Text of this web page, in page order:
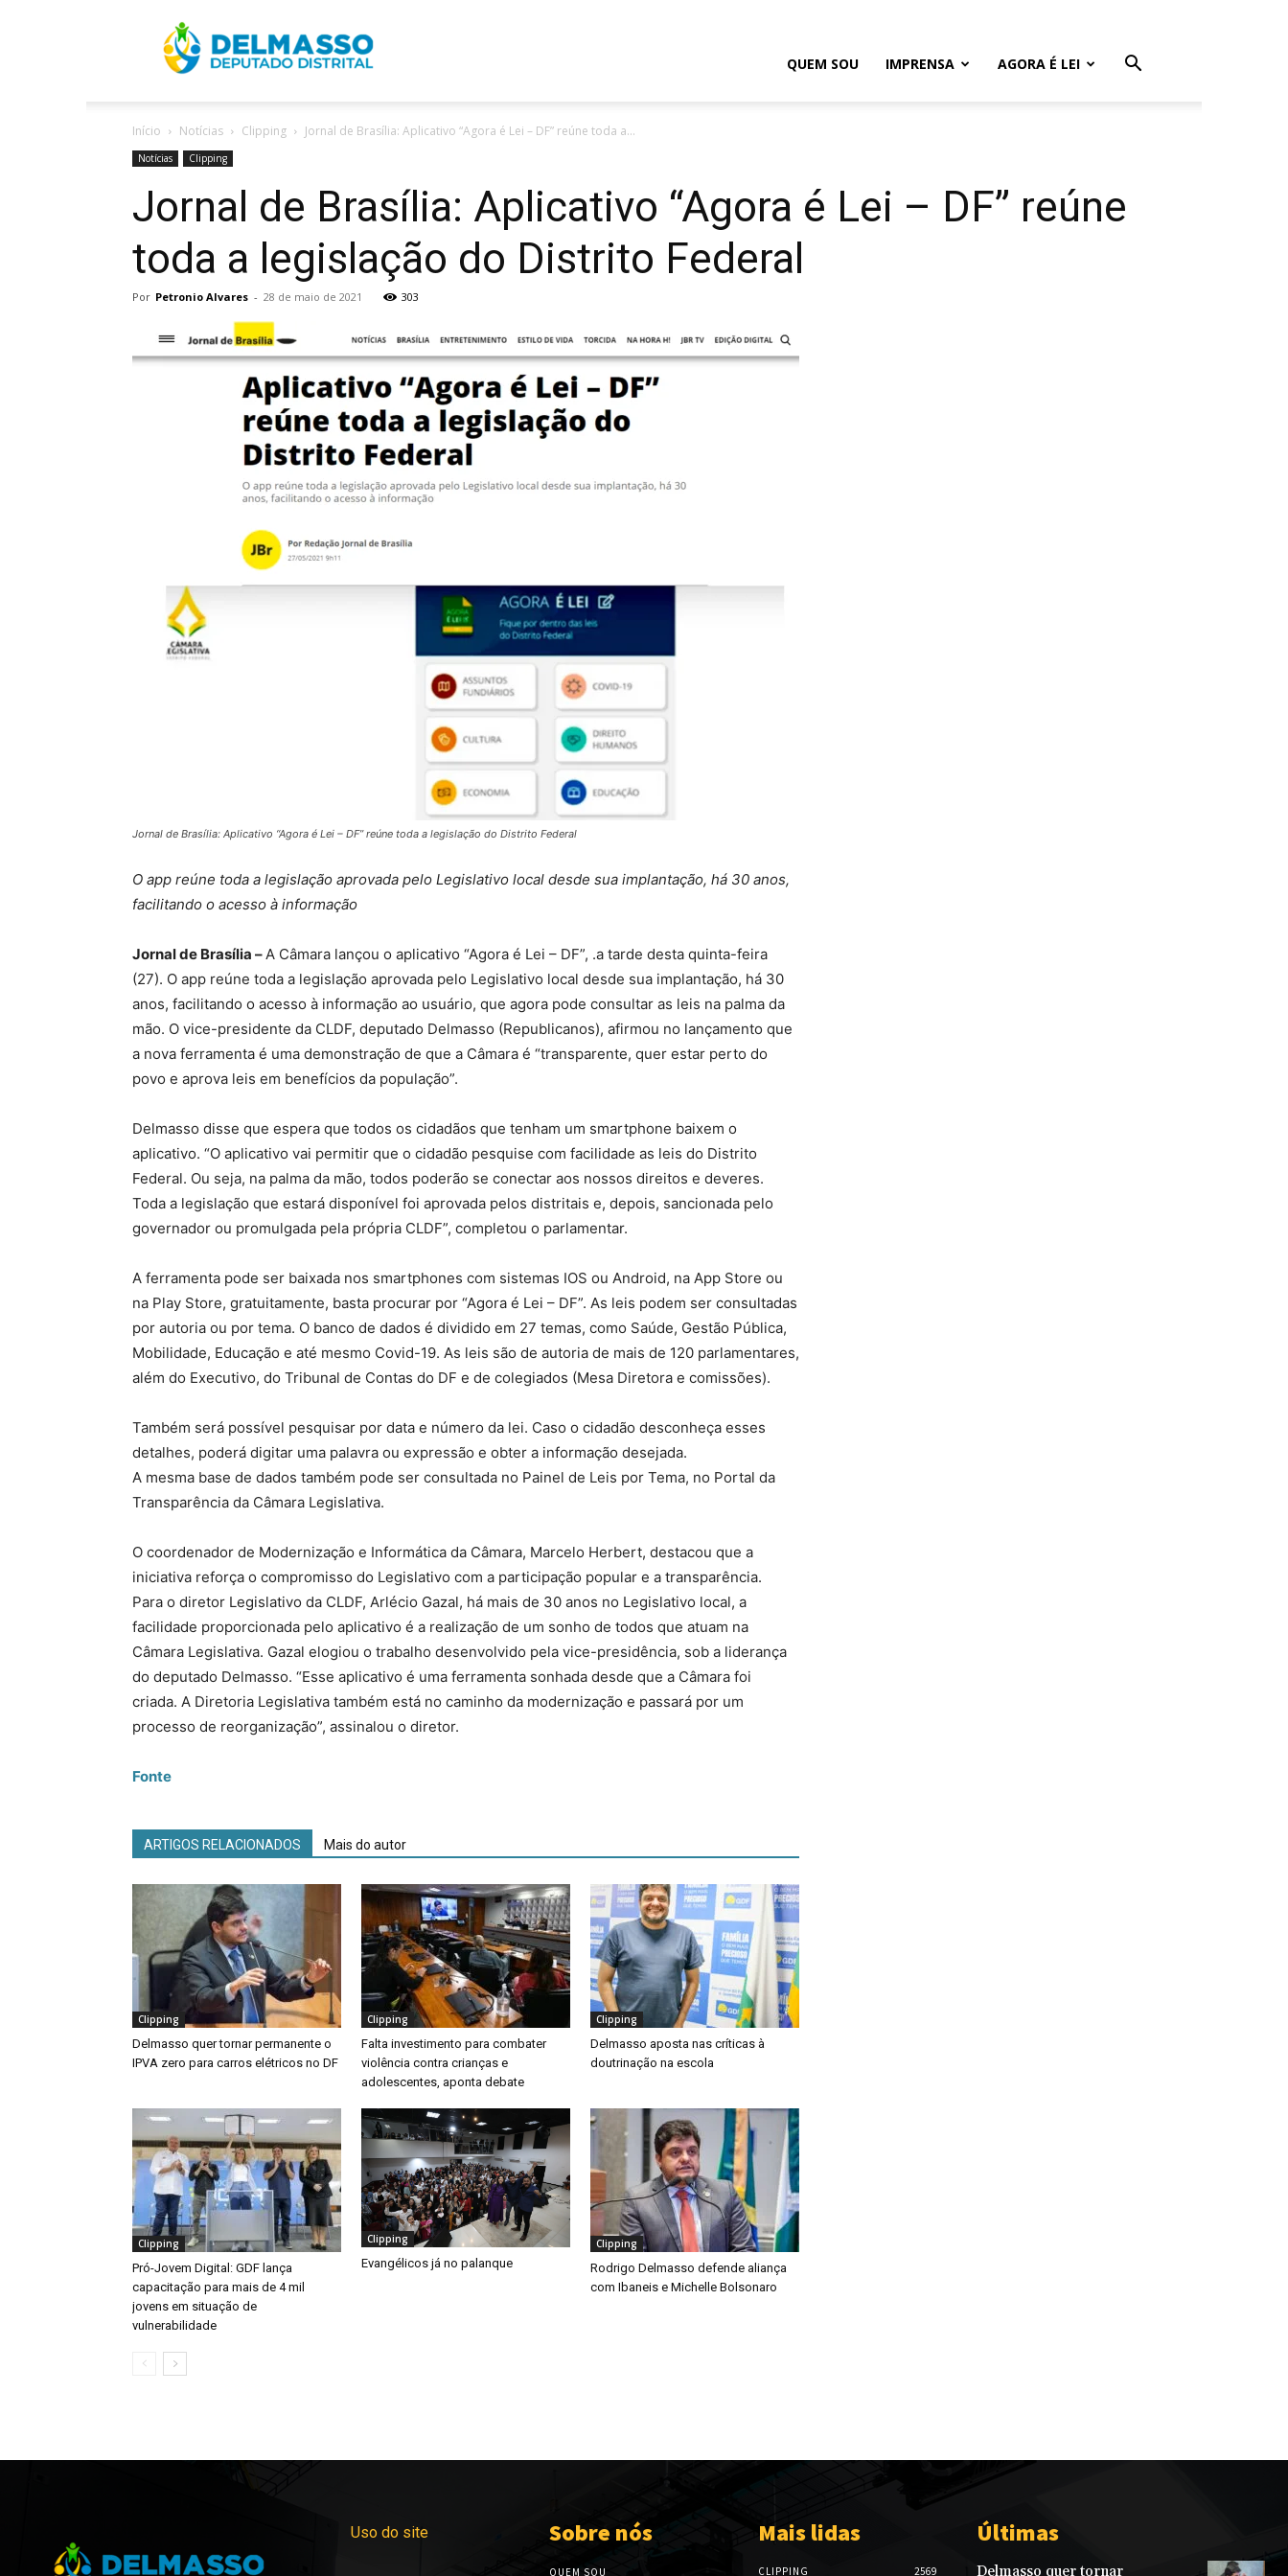
QUEM SOU IMPRENSA AGORA É LEI
Início Notícias Clipping Jornal de Brasília: Aplicativo “Agora é Lei – DF” reúne toda a...
Notícias Clipping
Jornal de Brasília: Aplicativo “Agora é Lei – DF” reúne
toda a legislação do Distrito Federal
Por Petronio Alvares - 28 de maio de 2021 303
Jornal de Brasília: Aplicativo “Agora é Lei – DF” reúne toda a legislação do Distrito Federal
O app reúne toda a legislação aprovada pelo Legislativo local desde sua implantação, há 30 anos,
facilitando o acesso à informação
Jornal de Brasília –A Câmara lançou o aplicativo “Agora é Lei – DF”, .a tarde desta quinta-feira
(27). O app reúne toda a legislação aprovada pelo Legislativo local desde sua implantação, há 30
anos, facilitando o acesso à informação ao usuário, que agora pode consultar as leis na palma da
mão. O vice-presidente da CLDF, deputado Delmasso (Republicanos), afirmou no lançamento que
a nova ferramenta é uma demonstração de que a Câmara é “transparente, quer estar perto do
povo e aprova leis em benefícios da população”.
Delmasso disse que espera que todos os cidadãos que tenham um smartphone baixem o
aplicativo. “O aplicativo vai permitir que o cidadão pesquise com facilidade as leis do Distrito
Federal. Ou seja, na palma da mão, todos poderão se conectar aos nossos direitos e deveres.
Toda a legislação que estará disponível foi aprovada pelos distritais e, depois, sancionada pelo
governador ou promulgada pela própria CLDF”, completou o parlamentar.
A ferramenta pode ser baixada nos smartphones com sistemas IOS ou Android, na App Store ou
na Play Store, gratuitamente, basta procurar por “Agora é Lei – DF”. As leis podem ser consultadas
por autoria ou por tema. O banco de dados é dividido em 27 temas, como Saúde, Gestão Pública,
Mobilidade, Educação e até mesmo Covid-19. As leis são de autoria de mais de 120 parlamentares,
além do Executivo, do Tribunal de Contas do DF e de colegiados (Mesa Diretora e comissões).
Também será possível pesquisar por data e número da lei. Caso o cidadão desconheça esses
detalhes, poderá digitar uma palavra ou expressão e obter a informação desejada.
A mesma base de dados também pode ser consultada no Painel de Leis por Tema, no Portal da
Transparência da Câmara Legislativa.
O coordenador de Modernização e Informática da Câmara, Marcelo Herbert, destacou que a
iniciativa reforça o compromisso do Legislativo com a participação popular e a transparência.
Para o diretor Legislativo da CLDF, Arlécio Gazal, há mais de 30 anos no Legislativo local, a
facilidade proporcionada pelo aplicativo é a realização de um sonho de todos que atuam na
Câmara Legislativa. Gazal elogiou o trabalho desenvolvido pela vice-presidência, sob a liderança
do deputado Delmasso. “Esse aplicativo é uma ferramenta sonhada desde que a Câmara foi
criada. A Diretoria Legislativa também está no caminho da modernização e passará por um
processo de reorganização”, assinalou o diretor.
Fonte
ARTIGOS RELACIONADOS Mais do autor
Clipping
Delmasso quer tornar permanente o
IPVA zero para carros elétricos no DF
Clipping
Falta investimento para combater
violência contra crianças e
adolescentes, aponta debate
Clipping
Delmasso aposta nas críticas à
doutrinação na escola
Clipping
Pró-Jovem Digital: GDF lança
capacitação para mais de 4 mil
jovens em situação de
vulnerabilidade
Clipping
Evangélicos já no palanque
Clipping
Rodrigo Delmasso defende aliança
com Ibaneis e Michelle Bolsonaro
Uso do site Sobre nós
QUEM SOU
Mais lidas
CLIPPING 2569
Últimas
Delmasso quer tornar